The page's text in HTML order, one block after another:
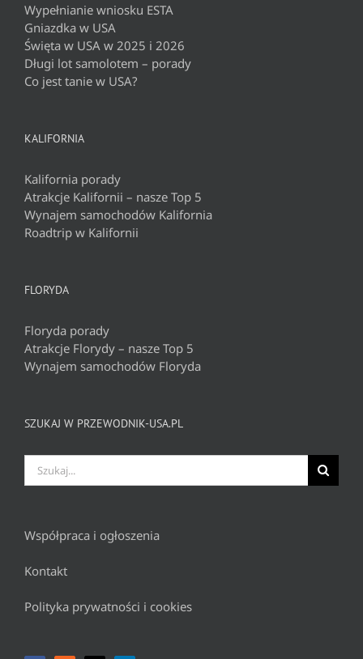
Wypełnianie wniosku ESTA
Gniazdka w USA
Święta w USA w 2025 i 2026
Długi lot samolotem – porady
Co jest tanie w USA?
KALIFORNIA
Kalifornia porady
Atrakcje Kalifornii – nasze Top 5
Wynajem samochodów Kalifornia
Roadtrip w Kalifornii
FLORYDA
Floryda porady
Atrakcje Florydy – nasze Top 5
Wynajem samochodów Floryda
SZUKAJ W PRZEWODNIK-USA.PL
Szukaj
Współpraca i ogłoszenia
Kontakt
Polityka prywatności i cookies